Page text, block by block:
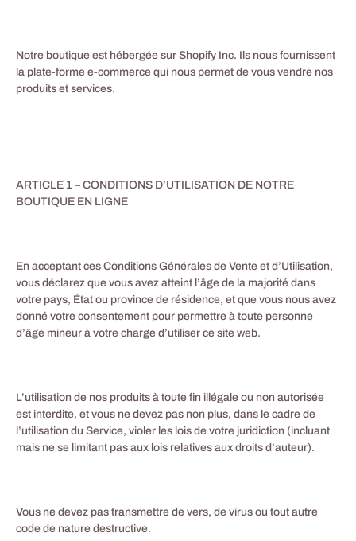
Notre boutique est hébergée sur Shopify Inc. Ils nous fournissent
la plate-forme e-commerce qui nous permet de vous vendre nos
produits et services.
ARTICLE 1 – CONDITIONS D’UTILISATION DE NOTRE
BOUTIQUE EN LIGNE
En acceptant ces Conditions Générales de Vente et d’Utilisation,
vous déclarez que vous avez atteint l’âge de la majorité dans
votre pays, État ou province de résidence, et que vous nous avez
donné votre consentement pour permettre à toute personne
d’âge mineur à votre charge d’utiliser ce site web.
L’utilisation de nos produits à toute fin illégale ou non autorisée
est interdite, et vous ne devez pas non plus, dans le cadre de
l’utilisation du Service, violer les lois de votre juridiction (incluant
mais ne se limitant pas aux lois relatives aux droits d’auteur).
Vous ne devez pas transmettre de vers, de virus ou tout autre
code de nature destructive.